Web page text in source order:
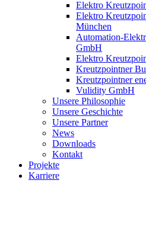
Elektro
Elektro
München
Automation-
GmbH
Elektro
Kreutzpointner
Kreutzpointner
Vulidity GmbH
Unsere Philosophie
Unsere Geschichte
Unsere Partner
News
Downloads
Kontakt
Projekte
Karriere